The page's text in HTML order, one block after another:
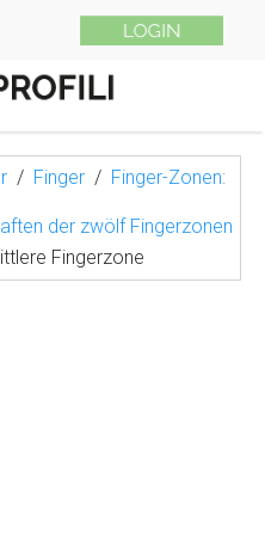
Finger Finger-Zonen:
der zwölf Fingerzonen
Fingerzone